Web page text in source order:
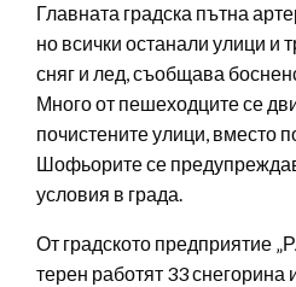
Главната градска пътна
но всички останали улици и
сняг и лед, съобщава
Много от пешеходците се
почистените улици, вместо
Шофьорите се
условия в града.
От градското предприятие
терен работят 33 снегорина